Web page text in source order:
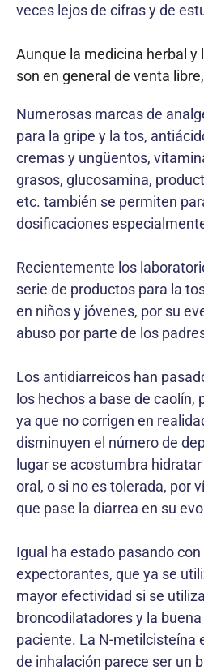
veces lejos de cifras y de
Aunque la medicina herbal
son en general de venta
Numerosas marcas de
para la gripe y la tos,
cremas y ungüentos,
grasos, glucosamina,
etc. también se permiten
dosificaciones
Recientemente los
serie de productos para la
en niños y jóvenes, por su
abuso por parte de los
Los antidiarreicos han
los hechos a base de caolín,
ya que no corrigen en
disminuyen el número de
lugar se acostumbra
oral, o si no es tolerada, por
que pase la diarrea en su
Igual ha estado pasando
expectorantes, que ya se
mayor efectividad si se
broncodilatadores y la
paciente. La N-metilcisteína
de inhalación parece ser un